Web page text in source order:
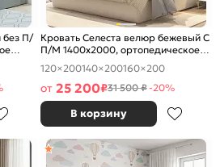
без П/
Кровать Селеста велюр бежевый С
П/М 1400x2000, ортопедическое
основание, изголовье мягкое
120×200140×200160×200
от 25 200₽31 500 ₽-20%
В корзину